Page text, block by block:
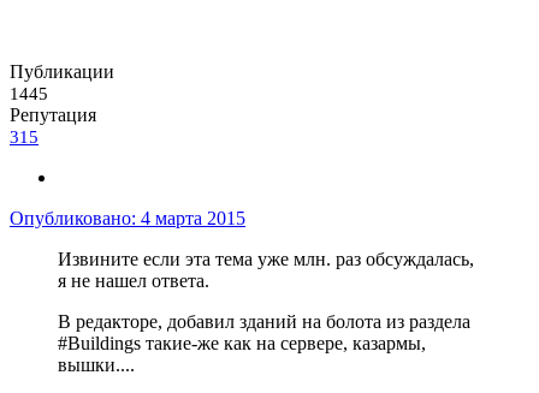
Публикации
1445
Репутация
315
Опубликовано: 4 марта 2015
Извините если эта тема уже млн. раз обсуждалась,
я не нашел ответа.
В редакторе, добавил зданий на болота из раздела
#Buildings такие-же как на сервере, казармы,
вышки....